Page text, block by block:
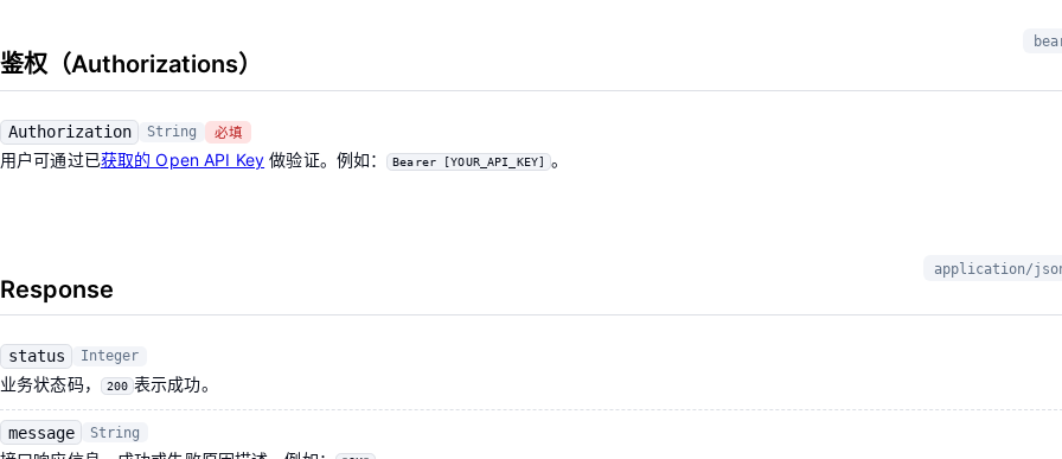
鉴权（Authorizations）
Authorization String 必填
用户可通过已获取的 Open API Key 做验证。例如： Bearer [YOUR_API_KEY] 。
Response
application/
status Integer
业务状态码， 200 表示成功。
message String